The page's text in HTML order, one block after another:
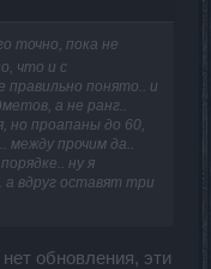
точно, пока не
что и с
правильно понято.. и
а не ранг..
но проапаны до 60,
между прочим да..
ну я
а вдруг оставят три
обновления, эти